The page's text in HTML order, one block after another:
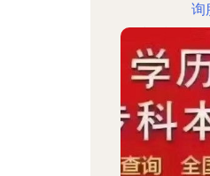
询
更新时间：